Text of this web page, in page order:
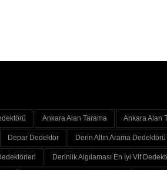
Ankara Alan Tarama Ankara Alan
Depar Dedektör Derin Altın Arama Dedektörü
Derinlik Algılaması En İyi Vlf